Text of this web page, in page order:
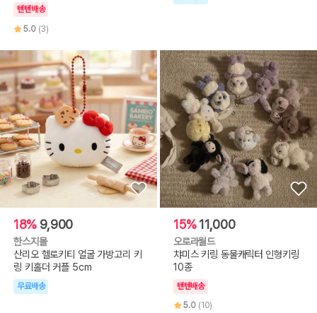
텐텐배송
5.0 (3)
18% 9,900
한스지몰
산리오 헬로키티 얼굴 가방고리 키
링 키홀더 커플 5cm
무료배송
15%11,000
오로라월드
챠미스 키링 동물캐릭터 인형키링
10종
텐텐배송
5.0 (10)